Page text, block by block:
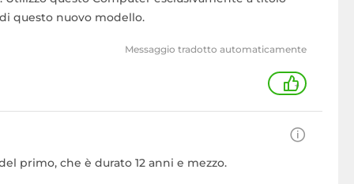
questo nuovo modello.
Messaggio tradotto automaticamente
+
primo, che è durato 12 anni e mezzo.